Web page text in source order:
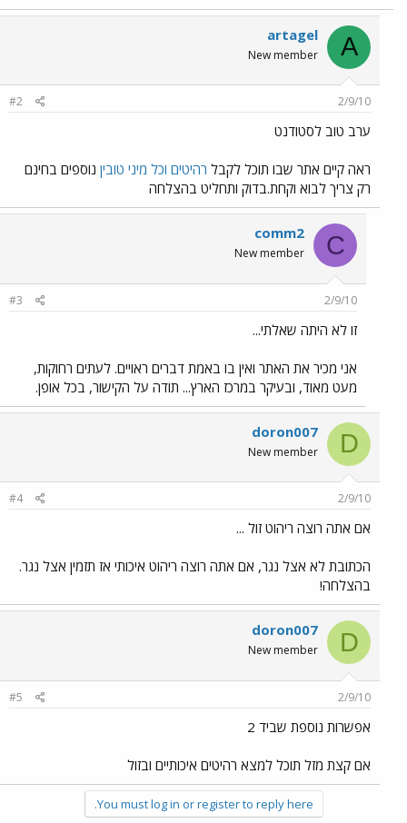
A
artagel
New member
2/9/10
#2
ערב טוב לסטודנט
ראה קיים אתר שבו תוכל לקבל רהיטים וכל מיני טובין נוספים בחינם
רק צריך לבוא וקחת.בדוק ותחליט בהצלחה
C
comm2
New member
2/9/10
#3
זו לא היתה שאלתי...
אני מכיר את האתר ואין בו באמת דברים ראויים. לעתים רחוקות,
מעט מאוד, ובעיקר במרכז הארץ... תודה על הקישור, בכל אופן.
D
doron007
New member
2/9/10
#4
אם אתה רוצה ריהוט זול ...
הכתובת לא אצל נגר, אם אתה רוצה ריהוט איכותי אז תזמין אצל נגר.
בהצלחה!
D
doron007
New member
2/9/10
#5
אפשרות נוספת שביד 2
אם קצת מזל תוכל למצא רהיטים איכותיים ובזול
You must log in or register to reply here.